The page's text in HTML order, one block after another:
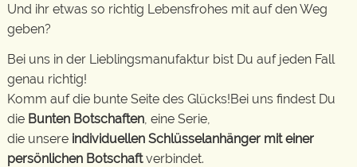
Und ihr etwas so richtig Lebensfrohes mit auf den Weg
geben?
Bei uns in der Lieblingsmanufaktur bist Du auf jeden Fall
genau richtig!
Komm auf die bunte Seite des Glücks!Bei uns findest Du
die Bunten Botschaften , eine Serie,
die unsere individuellen Schlüsselanhänger mit einer
persönlichen Botschaftverbindet.